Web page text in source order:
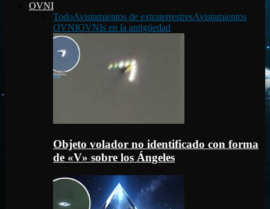
OVNI
TodoAvistamientos de extraterrestresAvistamientos
OVNIOVNIs en la antigüedad
Objeto volador no identificado con forma
de «V» sobre los Ángeles